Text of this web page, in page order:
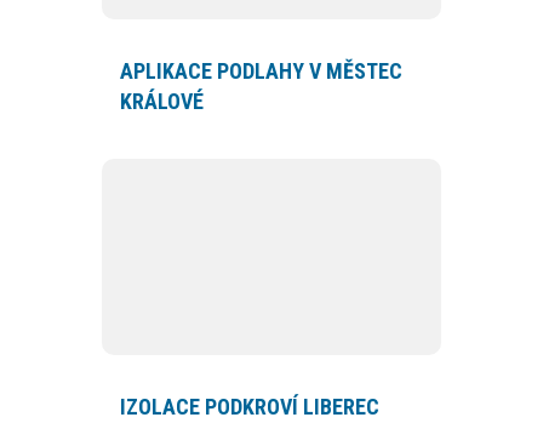
APLIKACE PODLAHY V MĚSTEC
KRÁLOVÉ
IZOLACE PODKROVÍ LIBEREC